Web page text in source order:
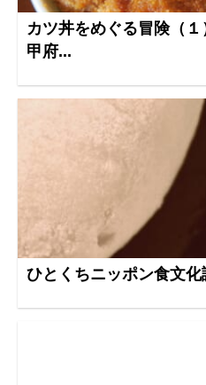
カツ丼をめぐる冒険（
甲府...
ひとくちニッポン食文化